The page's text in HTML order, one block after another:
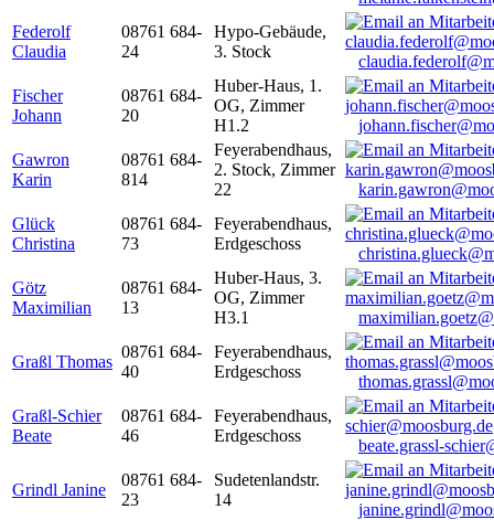
Federolf
Claudia
08761 684-
24
Hypo-Gebäude,
3. Stock
Fischer
Johann
08761 684-
20
Huber-Haus, 1.
OG, Zimmer
H1.2
Gawron
Karin
08761 684-
814
Feyerabendhaus,
2. Stock, Zimmer
22
Glück
Christina
08761 684-
73
Feyerabendhaus,
Erdgeschoss
Götz
Maximilian
08761 684-
13
Huber-Haus, 3.
OG, Zimmer
H3.1
Graßl Thomas
08761 684-
40
Feyerabendhaus,
Erdgeschoss
Graßl-Schier
Beate
08761 684-
46
Feyerabendhaus,
Erdgeschoss
beate.grassl-
Grindl Janine
08761 684-
23
Sudetenlandstr.
14